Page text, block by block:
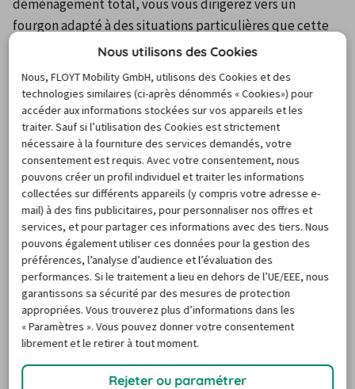
déménagement total, vous vous dirigerez vers un
fourgon adapté à des situations particulières que cette
location voiture week-end résoudra.
Votre réservation sur CARIGAMI
Passer par le site CARIGAMI pour une location voiture
week-end, c'est vous garantir un service de qualité. En
outre, en passant par ce site, vous pourrez faire votre
choix selon vos besoins, et ce, parmi une vaste gamme de
modèles. Le comparateur de prix location voiture week
end vous permettra de conforter ce choix que vous
validerez en seulement quelques clics grâce à la
simplicité de fonctionnement de la réservation en ligne.
Carigami.fr, ce sont 40 000 agences de location réparties
dans 170 pays, qui vous proposent tous types de
pourraient se présenter. Enfin, un service infoline gratuit
Nous utilisons des Cookies
Nous, FLOYT Mobility GmbH, utilisons des Cookies et des
technologies similaires (ci-après dénommés « Cookies») pour
accéder aux informations stockées sur vos appareils et les
traiter. Sauf si l’utilisation des Cookies est strictement
nécessaire à la fourniture des services demandés, votre
consentement est requis. Avec votre consentement, nous
pouvons créer un profil individuel et traiter les informations
collectées sur différents appareils (y compris votre adresse e-
mail) à des fins publicitaires, pour personnaliser nos offres et
services, et pour partager ces informations avec des tiers. Nous
pouvons également utiliser ces données pour la gestion des
préférences, l’analyse d’audience et l’évaluation des
performances. Si le traitement a lieu en dehors de l’UE/EEE, nous
garantissons sa sécurité par des mesures de protection
appropriées. Vous trouverez plus d’informations dans les
« Paramètres ». Vous pouvez donner votre consentement
librement et le retirer à tout moment.
Rejeter ou paramétrer